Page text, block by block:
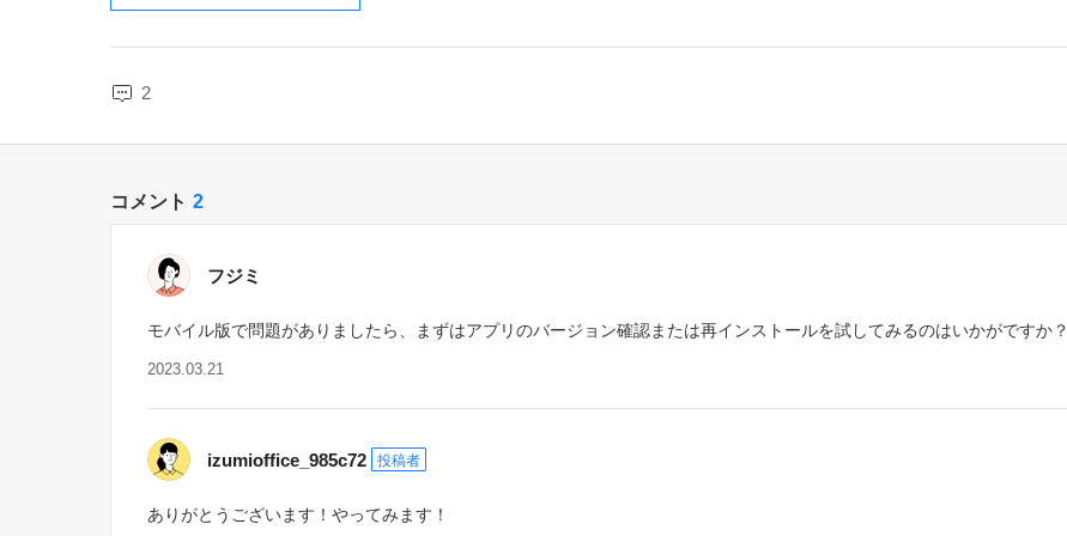
2
コメント 2
フジミ
モバイル版で問題がありましたら、まずはアプリのバージョン確認または再インストールを試してみるのはいかがですか？
2023.03.21
izumioffice_985c72 投稿者
ありがとうございます！やってみます！